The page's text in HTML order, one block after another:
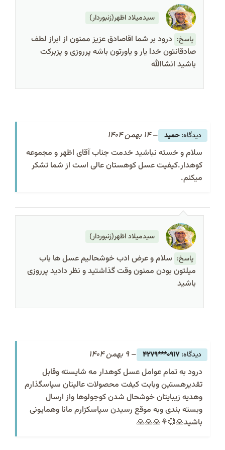
سیدمیلاد اظهر(زنبوردار)
پاسخ: درود بر شما اقاصادق عزیز ممنون از ابراز لطف
صادقانتون خدا یار و یاورتون باشه پرروزی و پزبرکت
باشید انشاالله
حمید – 14 بهمن 1404
سلام و خسته نباشید خدمت جناب آقای اظهر و مجموعه
کوهدار.کیفیت عسل کوهستان عالی است از شما تشکر
میکنم.
سیدمیلاد اظهر(زنبوردار)
پاسخ: سلام و عرض ادب خوشحالیم عسل ها باب
میلتون بودن ممنون وقت گذاشتید و نظر دادید پرروزی
باشید
0917***4279
– 9 بهمن 1404
درود به تمام عوامل عسل کوهدار مه شایسته وقابل
تقدیرهستین وبابت کیفت محصولات عالیتان سپاسگذارم
وهدیه زیبایتان خوشحال شدن کوجولوها واز ارسال
وبسته بندی وبه موقع رسیدن سپاسکزارم مانا وهمایونی
باشید🙏💞⚘️🙏🙏🙏